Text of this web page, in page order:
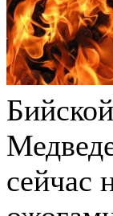
сейчас